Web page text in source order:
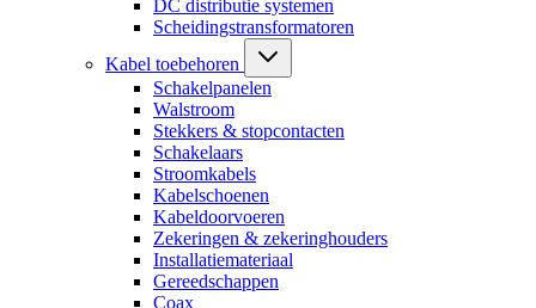
DC distributie systemen
Scheidingstransformatoren
Kabel toebehoren
Schakelpanelen
Walstroom
Stekkers & stopcontacten
Schakelaars
Stroomkabels
Kabelschoenen
Kabeldoorvoeren
Zekeringen & zekeringhouders
Installatiemateriaal
Gereedschappen
Coax